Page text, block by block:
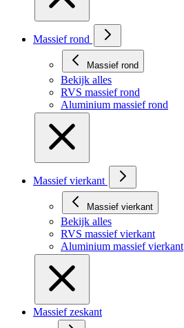
Massief rond
Massief rond
Bekijk alles
RVS massief rond
Aluminium massief rond
Massief vierkant
Massief vierkant
Bekijk alles
RVS massief vierkant
Aluminium massief vierkant
Massief zeskant